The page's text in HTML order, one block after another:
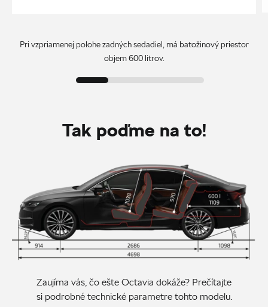
Pri vzpriamenej polohe zadných sedadiel, má batožinový priestor
objem 600 litrov.
Tak poďme na to!
Zaujíma vás, čo ešte Octavia dokáže? Prečítajte
si podrobné technické parametre tohto modelu.